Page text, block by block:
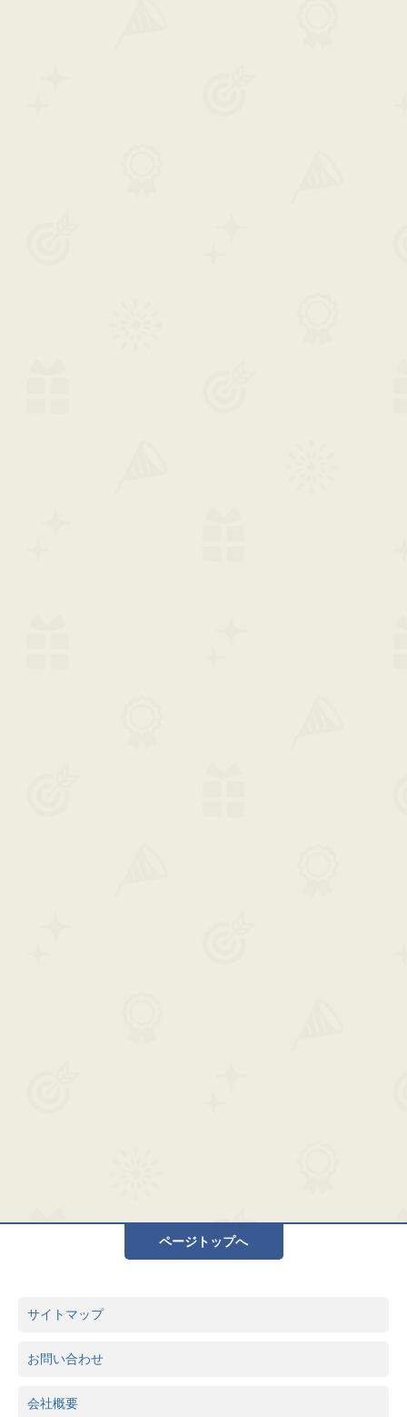
ページトップへ
サイトマップ
お問い合わせ
会社概要